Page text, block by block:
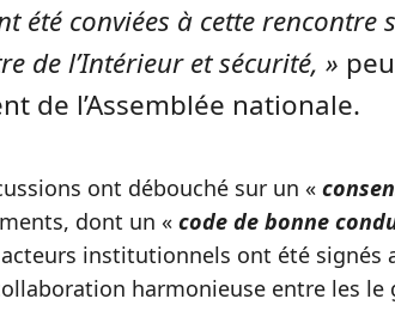
été conviées à cette
de l’Intérieur et sécurité, »
de l’Assemblée nationale.
ont débouché sur un «
dont un « code de bonne
institutionnels ont été signés
harmonieuse entre les le